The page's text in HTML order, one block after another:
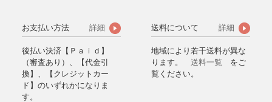
お支払い方法 詳細
後払い決済【Ｐａｉｄ】
（審査あり）、【代金引
換】、【クレジットカー
ド】のいずれかになりま
す。
送料について 詳細
地域により若干送料が異な
ります。
送料一覧 をご
覧ください。